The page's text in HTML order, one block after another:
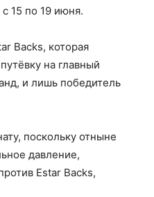
15 по 19 июня.
Backs, которая
на главный
и лишь победитель
поскольку отныне
давление,
Estar Backs,